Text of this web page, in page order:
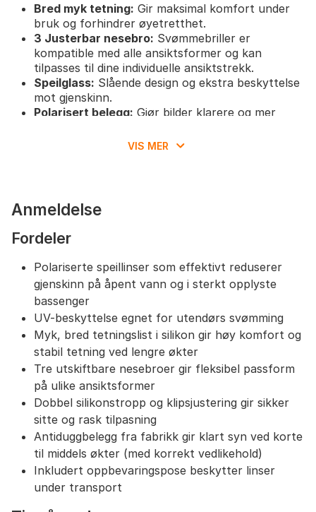
Bred myk tetning: Gir maksimal komfort under
bruk og forhindrer øyetretthet.
3 Justerbar nesebro: Svømmebriller er
kompatible med alle ansiktsformer og kan
tilpasses til dine individuelle ansiktstrekk.
Speilglass: Slående design og ekstra beskyttelse
mot gjenskinn.
Polarisert belegg: Gjør bilder klarere og mer
Beskytter linser mot skader fra
Antiduggbelegg:
svømmetur etter svømmetur.
Denne modellen inkluderer også en dobbel
klips, samt et brilleetui med glidelås for sikker
oppbevaring.
VIS MER
Anmeldelse
Fordeler
Polariserte speillinser som effektivt reduserer
gjenskinn på åpent vann og i sterkt opplyste
bassenger
UV-beskyttelse egnet for utendørs svømming
Myk, bred tetningslist i silikon gir høy komfort og
stabil tetning ved lengre økter
Tre utskiftbare nesebroer gir fleksibel passform
på ulike ansiktsformer
Dobbel silikonstropp og klipsjustering gir sikker
sitte og rask tilpasning
Antiduggbelegg fra fabrikk gir klart syn ved korte
til middels økter (med korrekt vedlikehold)
Inkludert oppbevaringspose beskytter linser
under transport